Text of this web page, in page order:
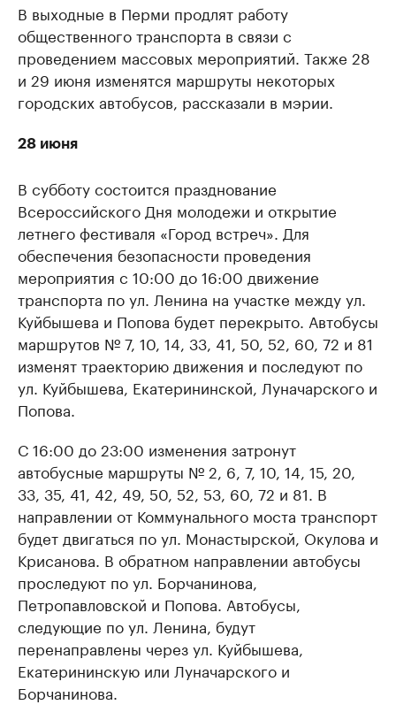
В выходные в Перми продлят работу
общественного транспорта в связи с
проведением массовых мероприятий. Также 28
и 29 июня изменятся маршруты некоторых
городских автобусов, рассказали в мэрии.
28 июня
В субботу состоится празднование
Всероссийского Дня молодежи и открытие
летнего фестиваля «Город встреч». Для
обеспечения безопасности проведения
мероприятия с 10:00 до 16:00 движение
транспорта по ул. Ленина на участке между ул.
Куйбышева и Попова будет перекрыто. Автобусы
маршрутов № 7, 10, 14, 33, 41, 50, 52, 60, 72 и 81
изменят траекторию движения и последуют по
ул. Куйбышева, Екатерининской, Луначарского и
Попова.
С 16:00 до 23:00 изменения затронут
автобусные маршруты № 2, 6, 7, 10, 14, 15, 20,
33, 35, 41, 42, 49, 50, 52, 53, 60, 72 и 81. В
направлении от Коммунального моста транспорт
будет двигаться по ул. Монастырской, Окулова и
Крисанова. В обратном направлении автобусы
проследуют по ул. Борчанинова,
Петропавловской и Попова. Автобусы,
следующие по ул. Ленина, будут
перенаправлены через ул. Куйбышева,
Екатерининскую или Луначарского и
Борчанинова.